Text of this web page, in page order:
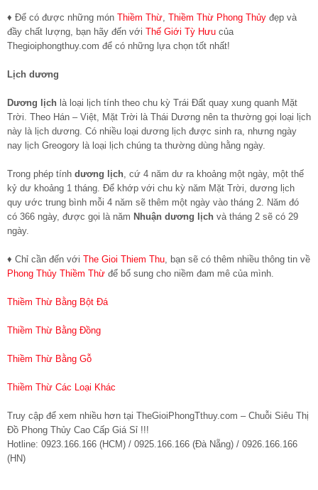
♦ Để có được những món Thiềm Thừ Thiềm Thừ Phong Thủy đẹp và
đầy chất lượng, bạn hãy đến với Thế Giới Tỳ Hưu của
Thegioiphongthuy.com để có những lựa chọn tốt nhất!
Lịch dương
Dương lịch là loại lịch tính theo chu kỳ Trái Đất quay xung quanh Mặt
Trời. Theo Hán – Việt, Mặt Trời là Thái Dương nên ta thường gọi loại lịch
này là lịch dương. Có nhiều loại dương lịch được sinh ra, nhưng ngày
nay lịch Greogory là loại lịch chúng ta thường dùng hằng ngày.
Trong phép tính dương lịch , cứ 4 năm dư ra khoảng một ngày, một thế
kỷ dư khoảng 1 tháng. Để khớp với chu kỳ năm Mặt Trời, dương lịch
quy ước trung bình mỗi 4 năm sẽ thêm một ngày vào tháng 2. Năm đó
có 366 ngày, được gọi là năm Nhuận dương lịch và tháng 2 sẽ có 29
ngày.
♦ Chỉ cần đến với The Gioi Thiem Thu , bạn sẽ có thêm nhiều thông tin về
Phong Thủy Thiềm Thừ để bổ sung cho niềm đam mê của mình.
Thiềm Thừ Bằng Bột Đá
Thiềm Thừ Bằng Đồng
Thiềm Thừ Bằng Gỗ
Thiềm Thừ Các Loại Khác
Truy cập để xem nhiều hơn tại TheGioiPhongTthuy.com – Chuỗi Siêu Thị
Đồ Phong Thủy Cao Cấp Giá Sỉ !!!
Hotline: 0923.166.166 (HCM) / 0925.166.166 (Đà Nẵng) / 0926.166.166
(HN)